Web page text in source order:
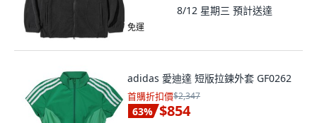
8/12 星期三 預計送達
免運
adidas 愛迪達 短版拉鍊外套 GF0262
首購折扣價$2,347
63% $854